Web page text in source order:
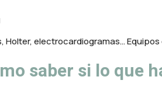
Holter, electrocardiogramas…
saber si lo que